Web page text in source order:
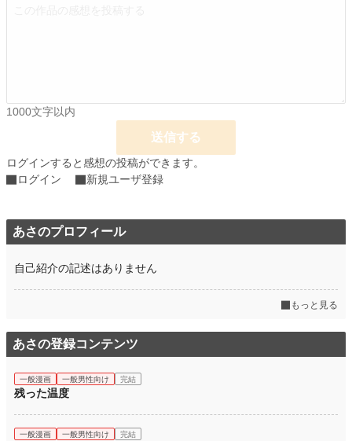
1000文字以内
送信する
ログインすると感想の投稿ができます。
ログイン
新規ユーザ登録
あさのプロフィール
自己紹介の記述はありません
もっと見る
あさの登録コンテンツ
一般漫画 一般男性向け 完結
残った温度
一般漫画 一般男性向け 完結